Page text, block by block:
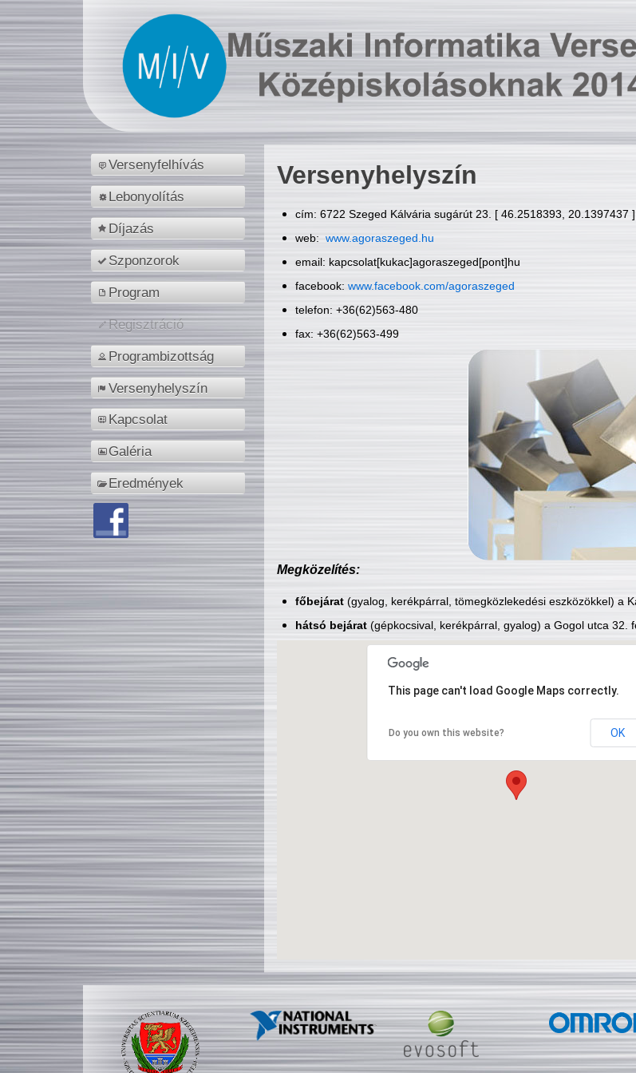
Versenyfelhívás
Lebonyolítás
Díjazás
Szponzorok
Program
Regisztráció
Programbizottság
Versenyhelyszín
Kapcsolat
Galéria
Eredmények
Versenyhelyszín
cím: 6722 Szeged Kálvária sugárút 23. [ 46.2518393, 20.1397437 ]
web: www.agoraszeged.hu
email: kapcsolat[kukac]agoraszeged[pont]hu
facebook: www.facebook.com/agoraszeged
telefon: +36(62)563-480
fax: +36(62)563-499
Megközelítés:
főbejárat(gyalog, kerékpárral, tömegközlekedési eszközökkel) a
hátsó bejárat(gépkocsival, kerékpárral, gyalog) a Gogol utca 32.
This page can't load Google Maps correctly.
Do you own this website? OK